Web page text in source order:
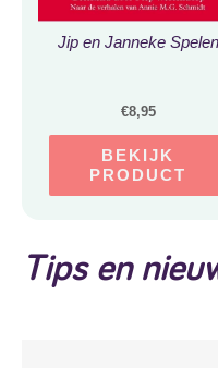
Jip en Janneke Spelen
€8,95
BEKIJK
PRODUCT
Tips en